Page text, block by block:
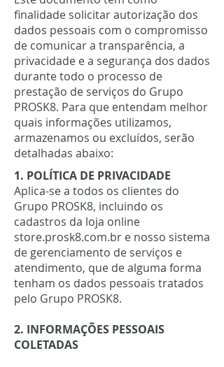
finalidade solicitar autorização dos
dados pessoais com o compromisso
de comunicar a transparência, a
privacidade e a segurança dos dados
durante todo o processo de
prestação de serviços do Grupo
PROSK8. Para que entendam melhor
quais informações utilizamos,
armazenamos ou excluídos, serão
detalhadas abaixo:
1. POLÍTICA DE PRIVACIDADE
Aplica-se a todos os clientes do
Grupo PROSK8, incluindo os
cadastros da loja online
store.prosk8.com.br e nosso sistema
de gerenciamento de serviços e
atendimento, que de alguma forma
tenham os dados pessoais tratados
pelo Grupo PROSK8.
2. INFORMAÇÕES PESSOAIS
COLETADAS